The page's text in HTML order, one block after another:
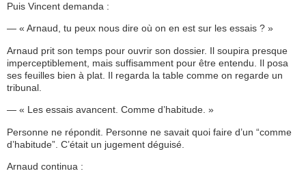
Puis Vincent demanda :
— « Arnaud, tu peux nous dire où on en est sur les essais ? »
Arnaud prit son temps pour ouvrir son dossier. Il soupira presque
imperceptiblement, mais suffisamment pour être entendu. Il posa
ses feuilles bien à plat. Il regarda la table comme on regarde un
tribunal.
— « Les essais avancent. Comme d’habitude. »
Personne ne répondit. Personne ne savait quoi faire d’un “comme
d’habitude”. C’était un jugement déguisé.
Arnaud continua :